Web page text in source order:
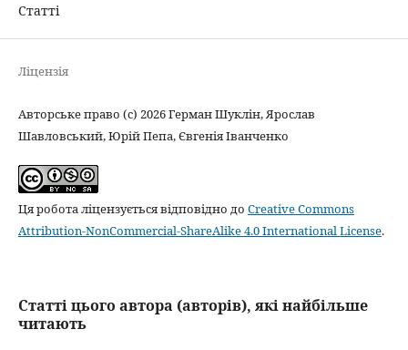
Статті
Ліцензія
Авторське право (c) 2026 Герман Шуклін, Ярослав
Шавловський, Юрій Пепа, Євгенія Іванченко
Ця робота ліцензується відповідно до Creative Commons
Attribution-NonCommercial-ShareAlike 4.0 International License.
Статті цього автора (авторів), які найбільше
читають